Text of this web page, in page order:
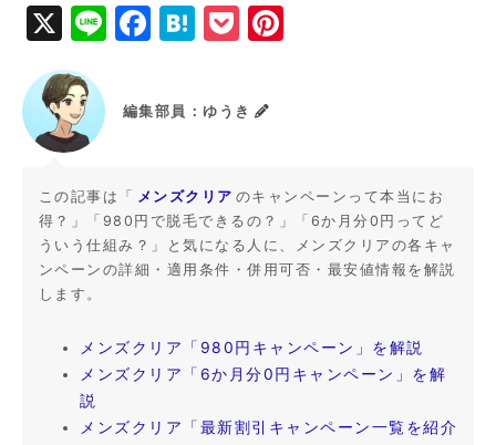
X
Li
e
F
c
e
o
o
k
H
e
a
P
c
k
t
e
st
編集部員：ゆうき
この記事は「 メンズクリア のキャンペーンって本当にお
得？」「980円で脱毛できるの？」「6か月分0円ってど
ういう仕組み？」と気になる人に、メンズクリアの各キャ
ンペーンの詳細・適用条件・併用可否・最安値情報を解説
します。
メンズクリア「980円キャンペーン」を解説
メンズクリア「6か月分0円キャンペーン」を解
説
メンズクリア「最新割引キャンペーン一覧を紹介